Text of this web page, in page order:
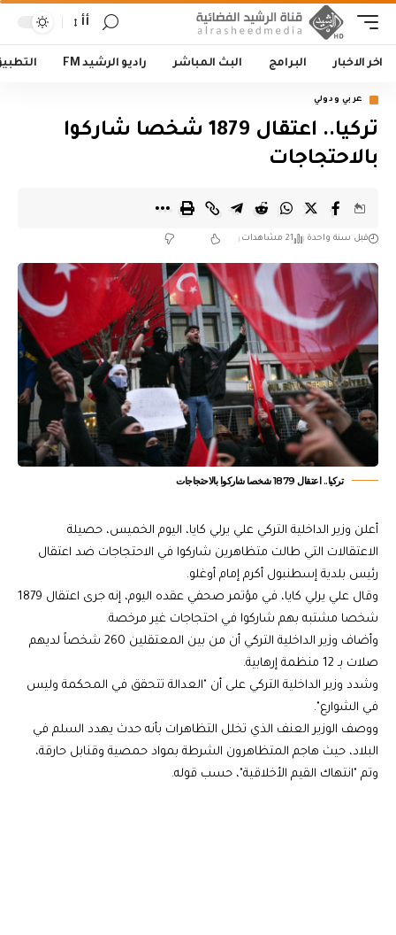
أأ
اخر الاخبار البرامج البث المباشر راديو الرشيد FM
عربي ودولي
تركيا.. اعتقال 1879 شخصا شاركوا
بالاحتجاجات
قبل سنة واحدة 21 مشاهدات
تركيا.. اعتقال 1879 شخصا شاركوا بالاحتجاجات
أعلن وزير الداخلية التركي علي يرلي كايا، اليوم الخميس، حصيلة
الاعتقالات التي طالت متظاهرين شاركوا في الاحتجاجات ضد اعتقال
رئيس بلدية إسطنبول أكرم إمام أوغلو.
وقال علي يرلي كايا، في مؤتمر صحفي عقده اليوم، إنه جرى اعتقال 1879
شخصا مشتبه بهم شاركوا في احتجاجات غير مرخصة.
وأضاف وزير الداخلية التركي أن من بين المعتقلين 260 شخصاً لديهم
صلات بـ 12 منظمة إرهابية.
وشدد وزير الداخلية التركي على أن "العدالة تتحقق في المحكمة وليس
في الشوارع".
ووصف الوزير العنف الذي تخلل التظاهرات بأنه حدث يهدد السلم في
البلاد، حيث هاجم المتظاهرون الشرطة بمواد حمصية وقنابل حارقة،
وتم "انتهاك القيم الأخلاقية"، حسب قوله.